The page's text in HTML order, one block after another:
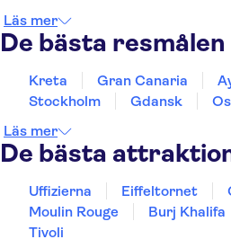
Läs mer
De bästa resmålen
Kreta Gran Canaria
Stockholm
Gdansk
Läs mer
De bästa
Uffizierna Eiffeltornet
Moulin Rouge
Burj Khalifa
Tivoli